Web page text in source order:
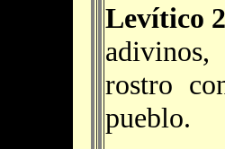
Levítico
rostro
pueblo.